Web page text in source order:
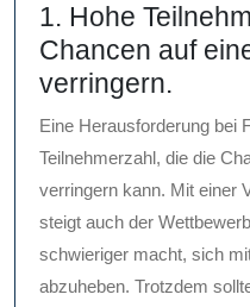
1. Hohe
Chancen auf
verringern.
Eine Herausforderung bei
Teilnehmerzahl, die die
verringern kann. Mit einer
steigt auch der
schwieriger macht, sich
abzuheben. Trotzdem